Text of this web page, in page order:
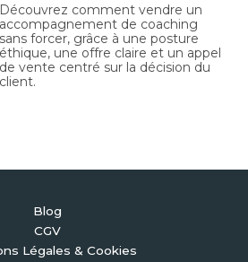
Découvrez comment vendre un
accompagnement de coaching
sans forcer, grâce à une posture
éthique, une offre claire et un appel
de vente centré sur la décision du
client.
Blog
CGV
Légales & Cookies